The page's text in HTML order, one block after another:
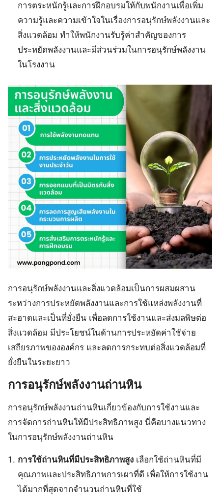
การตระหนักรู้และการฝึกอบรมให้กับพนักงานเพื่อเพิ่ม
ความรู้และความเข้าใจในเรื่องการอนุรักษ์พลังงานและ
สิ่งแวดล้อม ทำให้พนักงานรับรู้ค่าสำคัญของการ
ประหยัดพลังงานและมีส่วนร่วมในการอนุรักษ์พลังงาน
ในโรงงาน
การอนุรักษ์พลังงานและสิ่งแวดล้อมเป็นการผสมผสาน
ระหว่างการประหยัดพลังงานและการใช้แหล่งพลังงานที่
สะอาดและเป็นที่ยั่งยืน เพื่อลดการใช้งานและส่งมลพิษต่อ
สิ่งแวดล้อม มีประโยชน์ในด้านการประหยัดค่าใช้จ่าย
เสถียรภาพขององค์กร และลดการกระทบต่อสิ่งแวดล้อมที่
ยั่งยืนในระยะยาว
การอนุรักษ์พลังงานถ่านหิน
การอนุรักษ์พลังงานถ่านหินเกี่ยวข้องกับการใช้งานและ
การจัดการถ่านหินให้มีประสิทธิภาพสูง นี่คือบางแนวทาง
ในการอนุรักษ์พลังงานถ่านหิน
การใช้ถ่านหินที่มีประสิทธิภาพสูง เลือกใช้ถ่านหินที่มี
คุณภาพและประสิทธิภาพการเผาที่ดี เพื่อให้การใช้งาน
ได้มากที่สุดจากจำนวนถ่านหินที่ใช้